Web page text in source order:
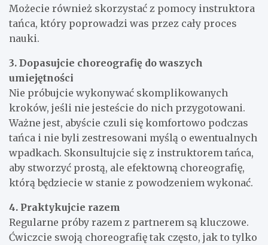
Możecie również skorzystać z pomocy instruktora
tańca, który poprowadzi was przez cały proces
nauki.
3. Dopasujcie choreografię do waszych
umiejętności
Nie próbujcie wykonywać skomplikowanych
kroków, jeśli nie jesteście do nich przygotowani.
Ważne jest, abyście czuli się komfortowo podczas
tańca i nie byli zestresowani myślą o ewentualnych
wpadkach. Skonsultujcie się z instruktorem tańca,
aby stworzyć prostą, ale efektowną choreografię,
którą będziecie w stanie z powodzeniem wykonać.
4. Praktykujcie razem
Regularne próby razem z partnerem są kluczowe.
Ćwiczcie swoją choreografię tak często, jak to tylko